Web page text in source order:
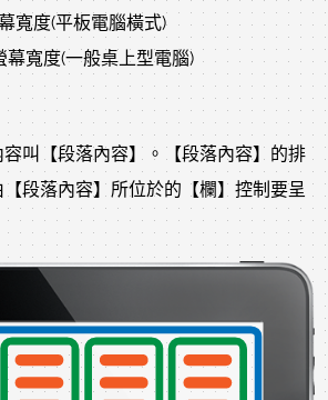
寬度(平板電腦橫式)
幕寬度(一般桌上型電腦)
叫【段落內容】。【段落內容】的排
段落內容】所位於的【欄】控制要呈